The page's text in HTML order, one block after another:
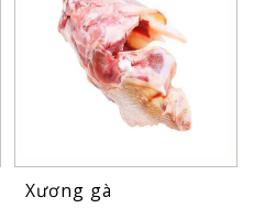
Xương gà